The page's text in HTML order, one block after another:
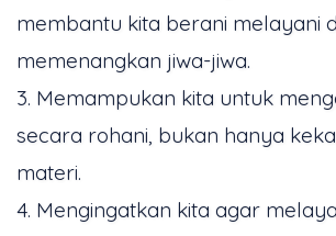
membantu kita berani melayani
memenangkan jiwa-jiwa.
3. Memampukan kita untuk
secara rohani, bukan hanya
materi.
4. Mengingatkan kita agar